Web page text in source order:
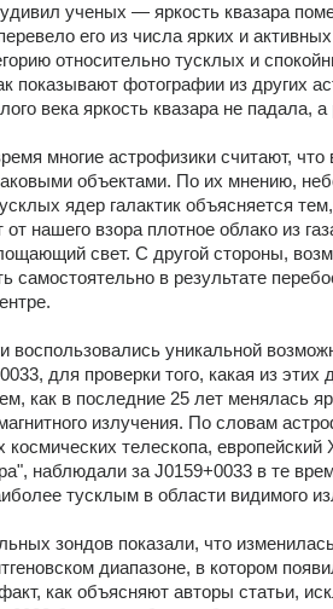
ученых — яркость квазара
его из числа ярких и
относительно тусклых и
показывают фотографии из других
века яркость квазара не падала, а
многие астрофизики считают,
объектами. По их мнению,
ядер галактик объясняется
от нашего взора плотное облако из
свет. С другой стороны,
самостоятельно в результате
воспользовались уникальной
для проверки того, какая из этих
как в последние 25 лет менялась
излучения. По словам
космических телескопа,
наблюдали за J0159+0033 в те
тусклым в области видимого
зондов показали, что
диапазоне, в котором
как объясняют авторы статьи,